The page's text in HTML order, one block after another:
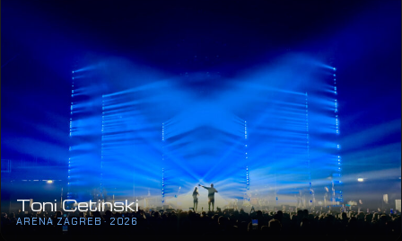
Toni Cetinski
ARENA ZAGREB · 2026